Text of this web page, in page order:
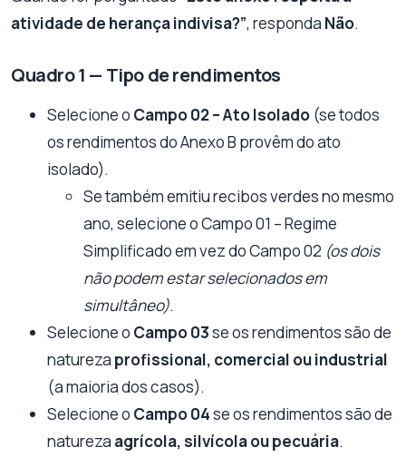
atividade de herança indivisa?”, responda Não.
Quadro 1 — Tipo de rendimentos
Selecione o Campo 02 – Ato Isolado (se todos
os rendimentos do Anexo B provêm do ato
isolado).
Se também emitiu recibos verdes no mesmo
ano, selecione o Campo 01 – Regime
Simplificado em vez do Campo 02 (os dois
não podem estar selecionados em
simultâneo).
Selecione o Campo 03se os rendimentos são de
natureza profissional, comercial ou industrial
(a maioria dos casos).
Selecione o Campo 04se os rendimentos são de
natureza agrícola, silvícola ou pecuária.